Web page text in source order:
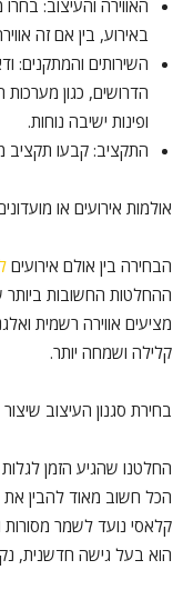
האווירה והעיצוב:
באירוע, בין אם זה
השירותים והמתקנים:
הדרושים, כגון
ופינות ישיבה נוחות.
התקציב: קבעו
אולמות אירועים או
הבחירה בין אולם אירועים
ההחלטות החשובות ביותר
מציעים אווירה רשמית
קלילה ושמחה יותר.
בחירת סגנון העיצוב
החלטנו שהגיע הזמן
הכל חשוב מאוד להבין את
קלאסי נועד לשמר מסורות
הוא בעל גישה חדשנית,